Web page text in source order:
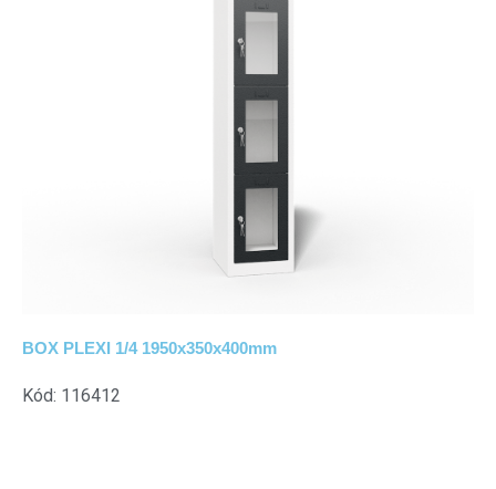
BOX PLEXI 1/4 1950x350x400mm
Kód: 116412